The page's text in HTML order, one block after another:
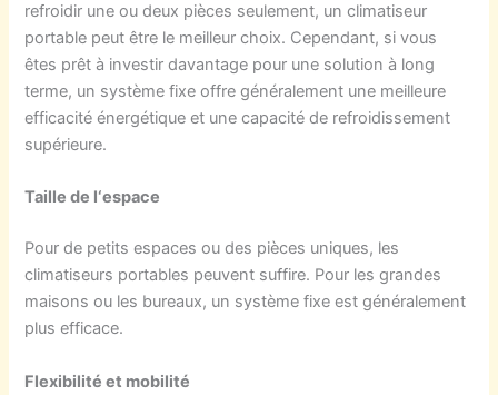
refroidir une ou deux pièces seulement, un climatiseur
portable peut être le meilleur choix. Cependant, si vous
êtes prêt à investir davantage pour une solution à long
terme, un système fixe offre généralement une meilleure
efficacité énergétique et une capacité de refroidissement
supérieure.
Taille de l‘espace
Pour de petits espaces ou des pièces uniques, les
climatiseurs portables peuvent suffire. Pour les grandes
maisons ou les bureaux, un système fixe est généralement
plus efficace.
Flexibilité et mobilité